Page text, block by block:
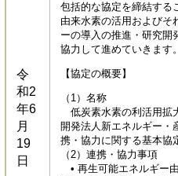
令
和2
年6
月
19
日
包括的な協定を締結する
由来水素の活用およびそ
ーの導入の推進・研究開
協力して進めていきます。
【協定の概要】
（1）名称
低炭素水素の利活用拡
開発法人新エネルギー・
携・協力に関する基本協
（2）連携・協力事項
• 再生可能エネルギー